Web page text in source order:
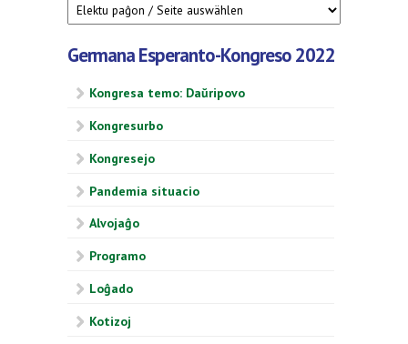
Germana Esperanto-Kongreso 2022
Kongresa temo: Daŭripovo
Kongresurbo
Kongresejo
Pandemia situacio
Alvojaĝo
Programo
Loĝado
Kotizoj